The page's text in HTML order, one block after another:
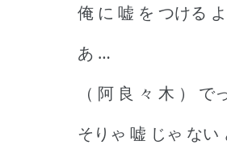
俺 に 嘘 を つける
あ …
（ 阿 良 々 木 ） で
そりゃ 嘘 じゃ ない